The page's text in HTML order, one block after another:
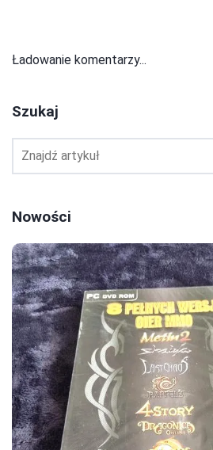
Ładowanie komentarzy...
Szukaj
Nowości